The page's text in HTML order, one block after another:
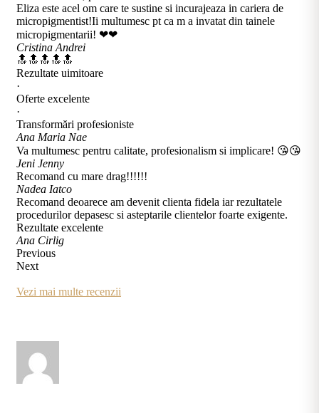
Eliza este acel om care te sustine si incurajeaza in cariera de
micropigmentist!Ii multumesc pt ca m a invatat din tainele
micropigmentarii! ❤❤
Cristina Andrei
🔝🔝🔝🔝🔝
Rezultate uimitoare
·
Oferte excelente
·
Transformări profesioniste
Ana Maria Nae
Va multumesc pentru calitate, profesionalism si implicare! 😘😘
Jeni Jenny
Recomand cu mare drag!!!!!!
Nadea Iatco
Recomand deoarece am devenit clienta fidela iar rezultatele
procedurilor depasesc si asteptarile clientelor foarte exigente.
Rezultate excelente
Ana Cirlig
Previous
Next
Vezi mai multe recenzii